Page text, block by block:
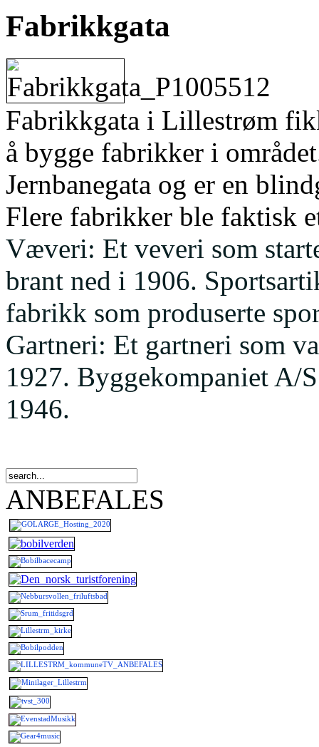
Fabrikkgata
Fabrikkgata i Lillestrøm
å bygge fabrikker i
Jernbanegata og er en
Flere fabrikker ble faktisk
Væveri: Et veveri som
brant ned i 1906.
fabrikk som produserte
Gartneri: Et gartneri som
1927. Byggekompaniet A/
1946.
ANBEFALES